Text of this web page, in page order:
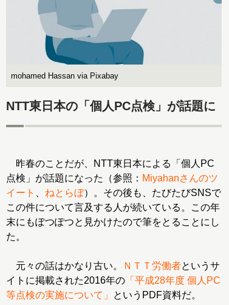
mohamed Hassan via Pixabay
NTT東日本の「個人PC点検」が話題に
昨春のことだが、NTT東日本による「個人PC
点検」が話題になった（参照： Miyahanさんのツ
イート
ねとらぼ）。その後も、たびたびSNSで
この件について言及する人が続いている。この年
末にもぽつぽつと見かけたので筆をとることにし
た。
元々の話はかなり古い。 ＮＴＴ労働者というサ
イトに掲載された2016年の 「平成28年度 個人PC
等点検の実施について」
というPDF資料だ。